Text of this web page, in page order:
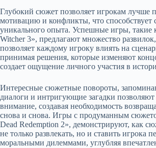
Глубокий сюжет позволяет игрокам лучше
мотивацию и конфликты, что способствует
уникального опыта. Успешные игры, такие
Witcher 3», предлагают множество
позволяет каждому игроку влиять на
принимая решения, которые изменяют
создает ощущение личного участия в
Интересные сюжетные повороты,
диалоги и интригующие загадки позволяют
внимание, создавая необходимость
снова и снова. Игры с продуманным
Dead Redemption 2», демонстрируют, как
не только развлекать, но и ставить игрока
моральными дилеммами, углубляя